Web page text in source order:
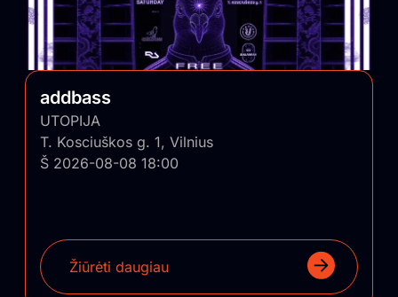
addbass
UTOPIJA
T. Kosciuškos g. 1, Vilnius
Š 2026-08-08 18:00
Žiūrėti daugiau